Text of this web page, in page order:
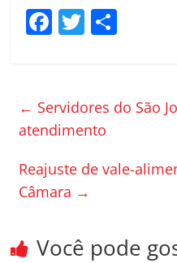
F
e
b
o
k
T
er p
h
← Servidores do São
atendimento
Reajuste de vale-
Câmara →
Você pode